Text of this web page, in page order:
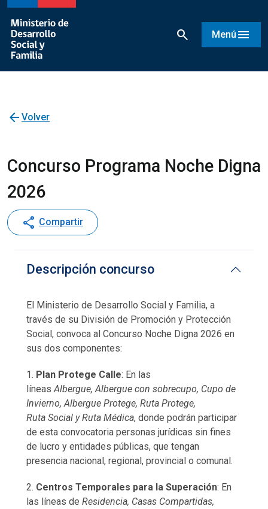
search Menú menu
arrow_back Volver
Concurso Programa Noche Digna
2026
share Compartir
Descripción concurso
El Ministerio de Desarrollo Social y Familia, a
través de su División de Promoción y Protección
Social, convoca al Concurso Noche Digna 2026 en
sus dos componentes:
1. Plan Protege Calle: En las
líneas Albergue, Albergue con sobrecupo, Cupo de
Invierno, Albergue Protege, Ruta Protege,
Ruta Social y Ruta Médica, donde podrán participar
de esta convocatoria personas jurídicas sin fines
de lucro y entidades públicas, que tengan
presencia nacional, regional, provincial o comunal.
2. Centros Temporales para la Superación: En
las líneas de Residencia, Casas Compartidas,